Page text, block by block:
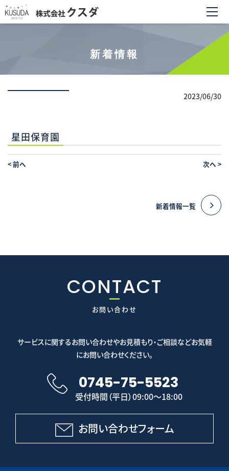
新着情報
2023/06/30
星田保育園
<前へ 次へ >
新着情報一覧
CONTACT
お問い合わせ
サービスに関するお問い合わせやお見積もり・ご相談などお気軽
にお問い合わせください。
0745-75-5523
受付時間（平日）09:00～18:00
お問い合わせフォーム